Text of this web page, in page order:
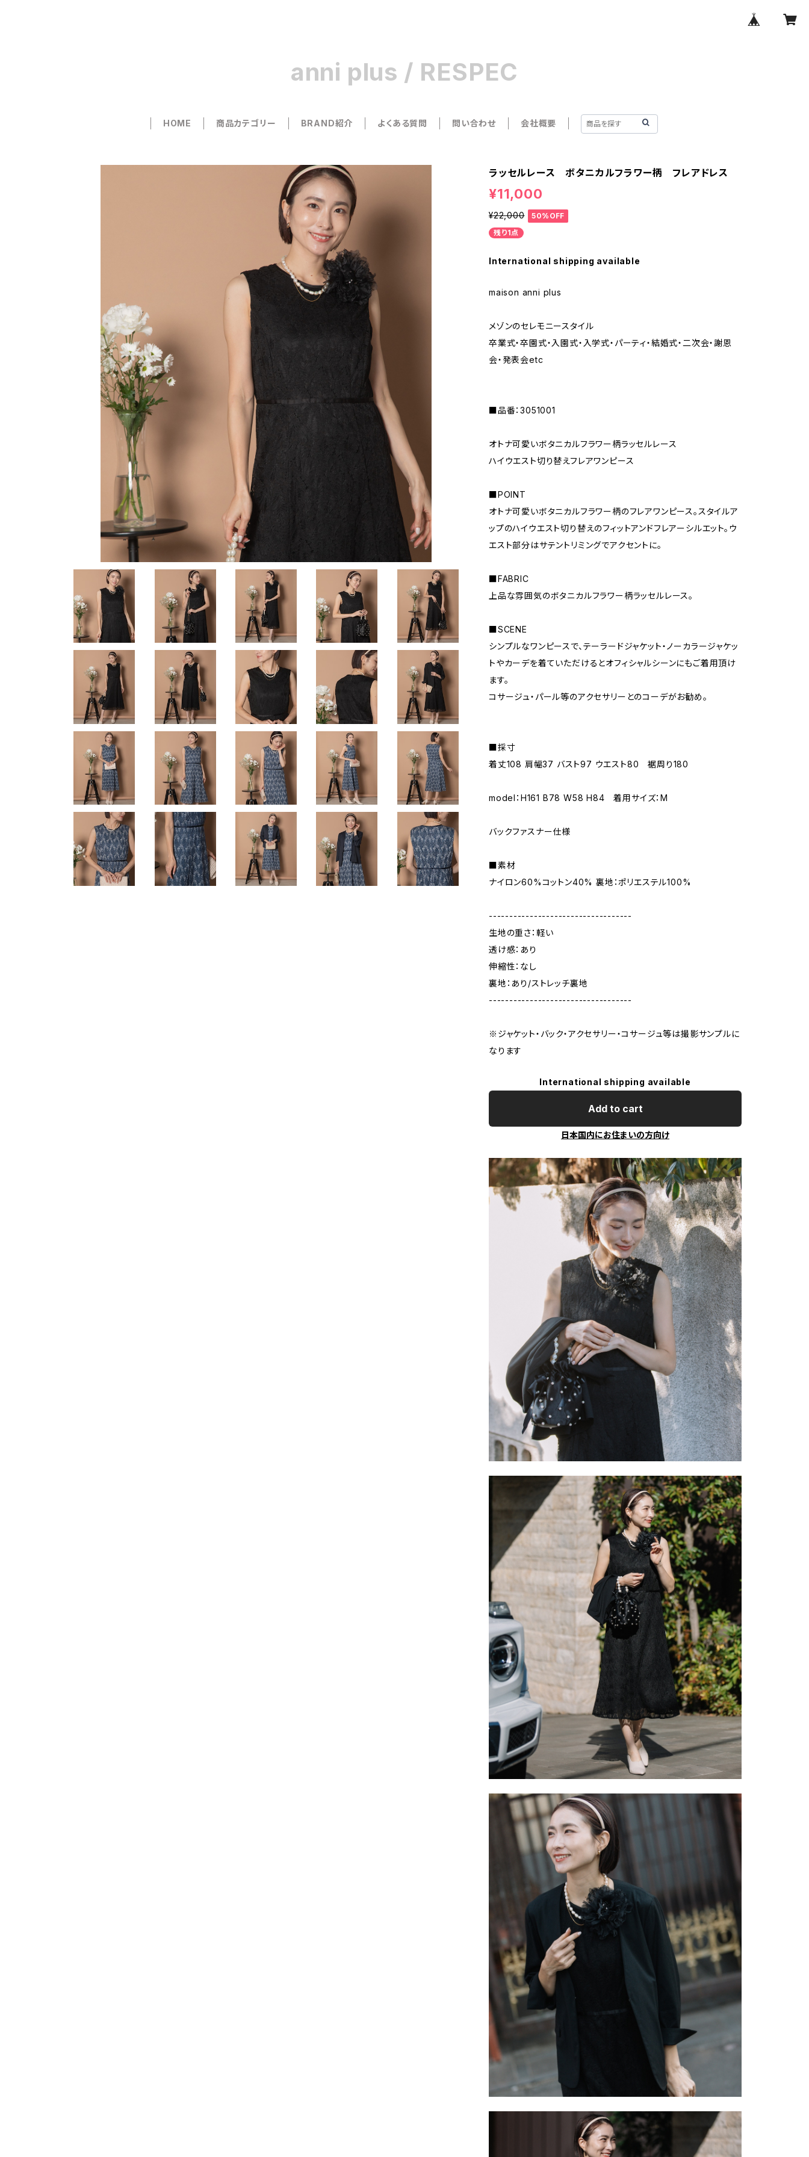
anni plus / RESPEC
HOME 商品カテゴリー BRAND紹介 よくある質問 問い合わせ 会社概要
ラッセルレース ボタニカルフラワー柄 フレアドレス
¥11,000
¥22,000
50%OFF
残り1点
International shipping available
maison anni plus
メゾンのセレモニースタイル
卒業式・卒園式・入園式・入学式・パーティ・結婚式・二次会・謝恩
会・発表会etc
■品番：3051001
オトナ可愛いボタニカルフラワー柄ラッセルレース
ハイウエスト切り替えフレアワンピース
■POINT
オトナ可愛いボタニカルフラワー柄のフレアワンピース。スタイルア
ップのハイウエスト切り替えのフィットアンドフレアーシルエット。ウ
エスト部分はサテントリミングでアクセントに。
■FABRIC
上品な雰囲気のボタニカルフラワー柄ラッセルレース。
■SCENE
シンプルなワンピースで、テーラードジャケット・ノーカラージャケッ
トやカーデを着ていただけるとオフィシャルシーンにもご着用頂け
ます。
コサージュ・パール等のアクセサリーとのコーデがお勧め。
■採寸
着丈108 肩幅37 バスト97 ウエスト80 裾周り180
model：H161 B78 W58 H84 着用サイズ：M
バックファスナー仕様
■素材
ナイロン60%コットン40% 裏地：ポリエステル100%
-----------------------------------
生地の重さ：軽い
透け感：あり
伸縮性：なし
裏地：あり/ストレッチ裏地
-----------------------------------
※ジャケット・バック・アクセサリー・コサージュ等は撮影サンプルに
なります
International shipping available
Add to cart
日本国内にお住まいの方向け